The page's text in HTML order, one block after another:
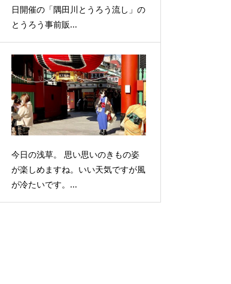
日開催の「隅田川とうろう流し」の
とうろう事前販...
今日の浅草。 思い思いのきもの姿
が楽しめますね。いい天気ですが風
が冷たいです。...